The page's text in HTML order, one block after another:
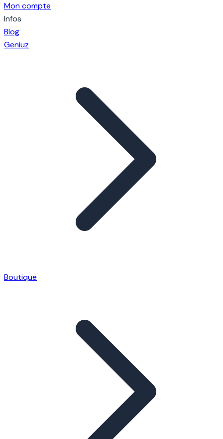
Mon compte
Infos
Blog
Geniuz
Boutique